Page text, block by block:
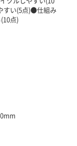
すい(5点)●仕組み
点)